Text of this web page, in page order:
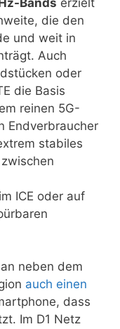
die den
und weit in
Auch
oder
die Basis
reinen 5G-
Endverbraucher
stabiles
ICE oder auf
neben dem
auch einen
dass
Im D1 Netz